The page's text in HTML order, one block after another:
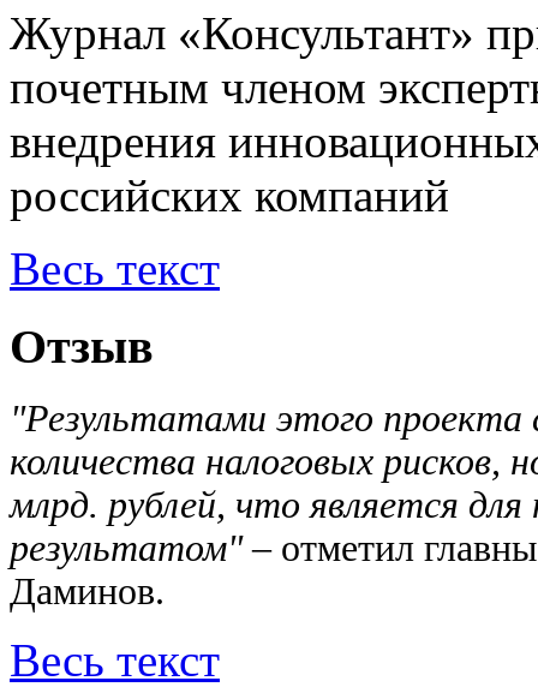
Журнал «Консультант»
почетным членом
внедрения
российских компаний
Весь текст
Отзыв
"Результатами этого проекта
количества налоговых
млрд. рублей, что является
результатом"– отметил
Даминов.
Весь текст